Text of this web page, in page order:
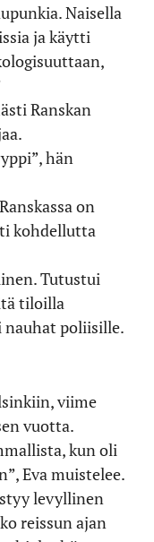
Naisella
ja käytti
Ranskan
hän
on
kohdellutta
Tutustui
tiloilla
nauhat poliisille.
viime
vuotta.
kun oli
Eva muistelee.
levyllinen
reissun ajan